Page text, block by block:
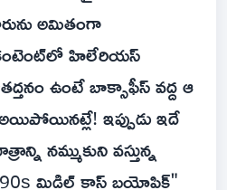
అమితంగా
హిలేరియస్‌
ఉంటే బాక్సాఫీస్‌ వద్ద ఆ
ఇప్పుడు ఇదే
నమ్ముకుని వస్తున్న
మిడిల్ క్లాస్ బయోపిక్"